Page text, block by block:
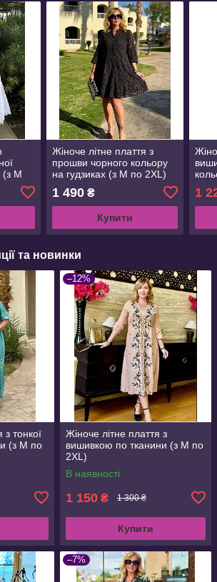
(з M
Жіноче літне плаття з
прошви чорного кольору
на гудзиках (з M по 2XL)
1 490₴
Купити
1
та новинки
з тонкої
(з M по
–12%
Жіноче літне плаття з
вишивкою по тканини (з M по
2XL)
В наявності
1 150 ₴ 1 300 ₴
Купити
–7%